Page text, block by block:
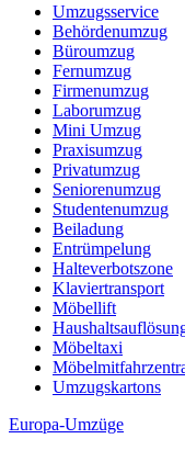
Umzugsservice
Behördenumzug
Büroumzug
Fernumzug
Firmenumzug
Laborumzug
Mini Umzug
Praxisumzug
Privatumzug
Seniorenumzug
Studentenumzug
Beiladung
Entrümpelung
Halteverbotszone
Klaviertransport
Möbellift
Möbeltaxi
Umzugskartons
Europa-Umzüge